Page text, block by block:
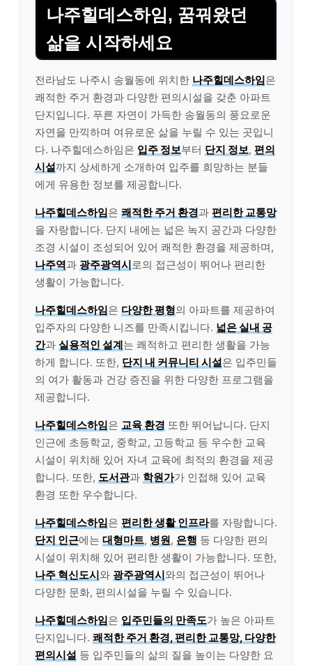
나주힐데스하임, 꿈꿔왔던
삶을 시작하세요
전라남도 나주시 송월동에 위치한 나주힐데스하임은
쾌적한 주거 환경과 다양한 편의시설을 갖춘 아파트
단지입니다. 푸른 자연이 가득한 송월동의 풍요로운
자연을 만끽하며 여유로운 삶을 누릴 수 있는 곳입니
다. 나주힐데스하임은 입주 정보부터 단지 정보, 편의
시설까지 상세하게 소개하여 입주를 희망하는 분들
에게 유용한 정보를 제공합니다.
나주힐데스하임은 쾌적한 주거 환경과 편리한 교통망
을 자랑합니다. 단지 내에는 넓은 녹지 공간과 다양한
조경 시설이 조성되어 있어 쾌적한 환경을 제공하며,
나주역과 광주광역시로의 접근성이 뛰어나 편리한
생활이 가능합니다.
나주힐데스하임은 다양한 평형의 아파트를 제공하여
입주자의 다양한 니즈를 만족시킵니다. 넓은 실내 공
간과 실용적인 설계는 쾌적하고 편리한 생활을 가능
하게 합니다. 또한, 단지 내 커뮤니티 시설은 입주민들
의 여가 활동과 건강 증진을 위한 다양한 프로그램을
제공합니다.
나주힐데스하임은 교육 환경 또한 뛰어납니다. 단지
인근에 초등학교, 중학교, 고등학교 등 우수한 교육
시설이 위치해 있어 자녀 교육에 최적의 환경을 제공
합니다. 또한, 도서관과 학원가가 인접해 있어 교육
환경 또한 우수합니다.
나주힐데스하임은 편리한 생활 인프라를 자랑합니다.
단지 인근에는 대형마트, 병원, 은행 등 다양한 편의
시설이 위치해 있어 편리한 생활이 가능합니다. 또한,
나주 혁신도시와 광주광역시와의 접근성이 뛰어나
다양한 문화, 편의시설을 누릴 수 있습니다.
나주힐데스하임은 입주민들의 만족도가 높은 아파트
단지입니다. 쾌적한 주거 환경, 편리한 교통망, 다양한
편의시설 등 입주민들의 삶의 질을 높이는 다양한 요